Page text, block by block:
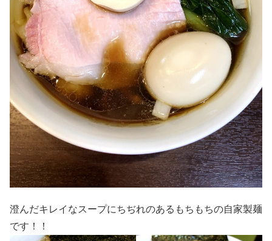
澄んだキレイなスープにちぢれのあるもちもちの自家製麺
です！！